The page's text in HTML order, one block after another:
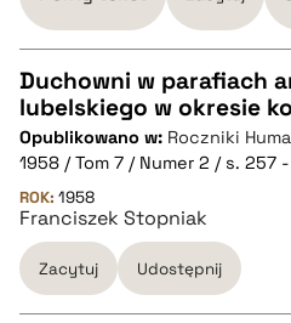
pobierz cytat
CZYSTY TEKST
pobierz cytat
BIBTEX
Duchowni w parafiach
lubelskiego w okresie
Opublikowano w: Roczniki
1958 / Tom 7 / Numer 2 / s. 257
ROK: 1958
Franciszek Stopniak
Zacytuj Udostępnij